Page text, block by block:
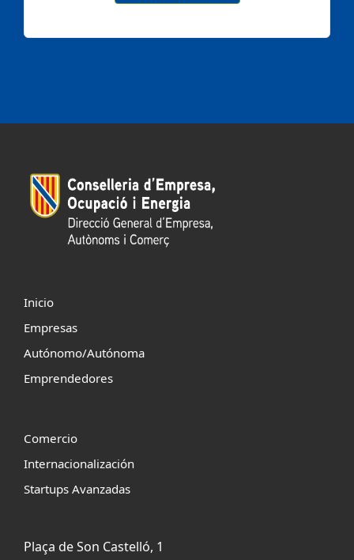
Inicio
Empresas
Autónomo/Autónoma
Emprendedores
Comercio
Internacionalización
Startups Avanzadas
Plaça de Son Castelló, 1